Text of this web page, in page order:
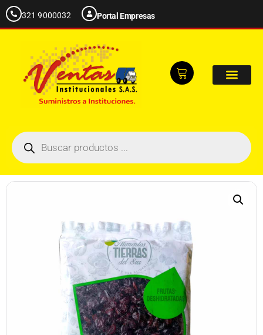
321 9000032 Portal Empresas